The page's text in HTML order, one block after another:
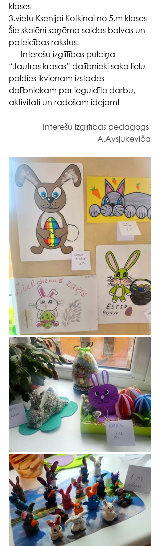
klases
3.vietu Ksenijai Kotkinai no 5.m klases
Šie skolēni saņēma saldas balvas un
pateicības rakstus.
“Jautrās krāsas” dalībnieki saka lielu
paldies ikvienam izstādes
dalībniekam par ieguldīto darbu,
aktivitāti un radošām idejām!
Interešu izglītības pedagogs
A.Avsjukeviča